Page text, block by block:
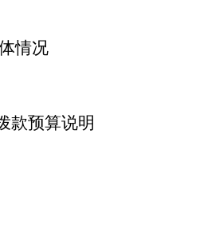
情况
款预算说明